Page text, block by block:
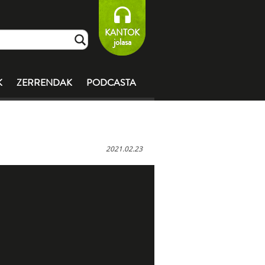
KANTOK
jolasa
ZERRENDAK PODCASTA
2021.02.23